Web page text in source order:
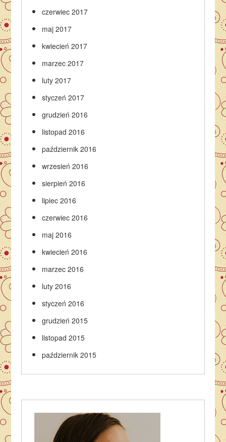
czerwiec 2017
maj 2017
kwiecień 2017
marzec 2017
luty 2017
styczeń 2017
grudzień 2016
listopad 2016
październik 2016
wrzesień 2016
sierpień 2016
lipiec 2016
czerwiec 2016
maj 2016
kwiecień 2016
marzec 2016
luty 2016
styczeń 2016
grudzień 2015
listopad 2015
październik 2015